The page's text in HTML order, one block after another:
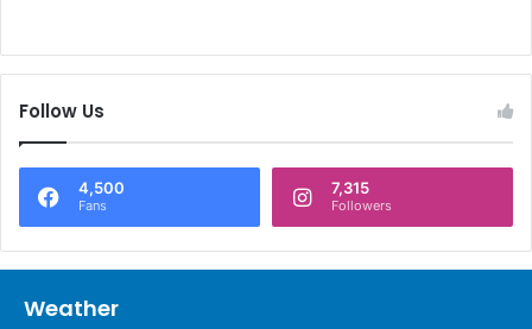
Follow Us
4,500
Fans
7,315
Followers
Weather